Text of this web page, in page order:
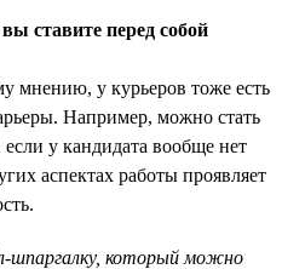
ставите перед собой
мнению, у курьеров тоже есть
Например, можно стать
у кандидата вообще нет
аспектах работы проявляет
шпаргалку, который можно